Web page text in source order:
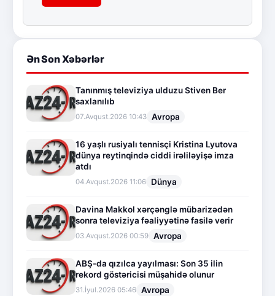
Ən Son Xəbərlər
Tanınmış televiziya ulduzu Stiven Ber
saxlanılıb
07.Avqust.2026 10:43 Avropa
16 yaşlı rusiyalı tennisçi Kristina Lyutova
dünya reytinqində ciddi irəliləyişə imza
atdı
04.Avqust.2026 11:06 Dünya
Davina Makkol xərçənglə mübarizədən
sonra televiziya fəaliyyətinə fasilə verir
03.Avqust.2026 00:59 Avropa
ABŞ-da qızılca yayılması: Son 35 ilin
rekord göstəricisi müşahidə olunur
31.İyul.2026 05:46 Avropa